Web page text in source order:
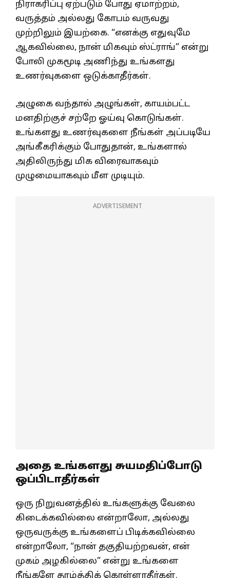
நிராகரிப்பு ஏற்படும் போது ஏமாற்றம்,
வருத்தம் அல்லது கோபம் வருவது
முற்றிலும் இயற்கை. “எனக்கு எதுவுமே
ஆகவில்லை, நான் மிகவும் ஸ்ட்ராங்” என்று
போலி முகமூடி அணிந்து உங்களது
உணர்வுகளை ஒடுக்காதீர்கள்.
அழுகை வந்தால் அழுங்கள், காயம்பட்ட
மனதிற்குச் சற்றே ஓய்வு கொடுங்கள்.
உங்களது உணர்வுகளை நீங்கள் அப்படியே
அங்கீகரிக்கும் போதுதான், உங்களால்
அதிலிருந்து மிக விரைவாகவும்
முழுமையாகவும் மீள முடியும்.
ADVERTISEMENT
அதை உங்களது சுயமதிப்போடு
ஒப்பிடாதீர்கள்
ஒரு நிறுவனத்தில் உங்களுக்கு வேலை
கிடைக்கவில்லை என்றாலோ, அல்லது
ஒருவருக்கு உங்களைப் பிடிக்கவில்லை
என்றாலோ, “நான் தகுதியற்றவன், என்
முகம் அழகில்லை” என்று உங்களை
நீங்களே தாழ்த்திக் கொள்ளாதீர்கள்.